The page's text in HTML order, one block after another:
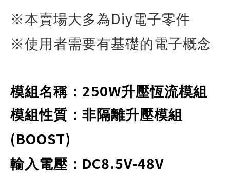
※本賣場大多為Diy電子零件
※使用者需要有基礎的電子概念
模組名稱： 250W升壓恆流模組
模組性質：非隔離升壓模組
(BOOST)
輸入電壓： DC8.5V-48V